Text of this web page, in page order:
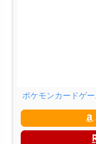
ポケモンカードゲ